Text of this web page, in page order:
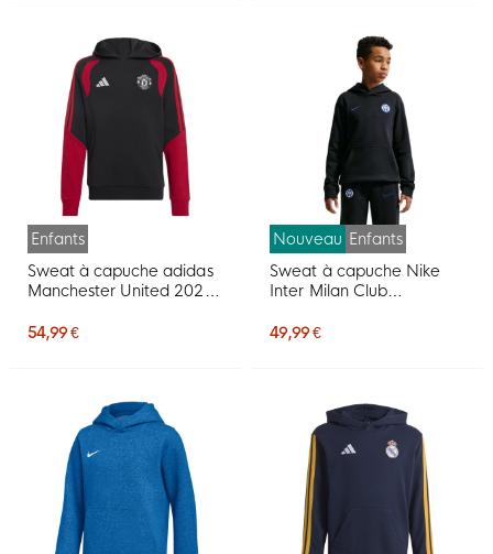
Enfants
Sweat à capuche adidas
Manchester United 2026-
rouge, blanc
54,99 €
Nouveau Enfants
Sweat à capuche Nike
Inter Milan Club
pour Enfants, noir et bleu
49,99 €